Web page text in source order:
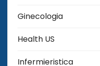
Ginecologia
Health US
Infermieristica